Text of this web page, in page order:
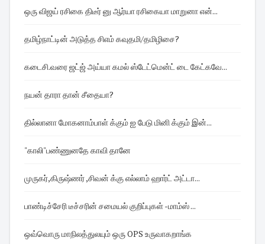
ஒரு விஜய் ரசிகை திடீர் னு ஆர்யா ரசிகையா மாறுனா என்...
தமிழ்நாட்டின் அடுத்த சிஎம் கவுதமி/தமிழிசை?
கடைசி.வரை ஜட்ஜ் அய்யா கமல் ஸ்டேட்மென்ட் டை கேட்கவே...
நயன் தாரா தான் சீதையா?
தில்லானா மோகனாம்பாள் க்கும் ஐ பேடு மினி க்கும் இன்...
"காலி"பண்ணுனதே காவி தானே
முருகர்,கிருஷ்ணர் ,சிவன் க்கு எல்லாம் ஹார்ட் அட்டா...
பாண்டிச்சேரி டீச்சரின் சமையல் குறிப்புகள் -மாம்ஸ் ...
ஒவ்வொரு மாநிலத்துலயும் ஒரு OPS உருவாகறாங்க